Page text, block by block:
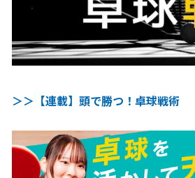
＞＞【連載】頭で勝つ！卓球戦術